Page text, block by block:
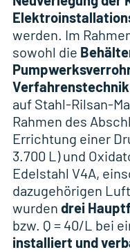
werden. Im
sowohl die
Verfahrenstechnik
auf Stahl-Rilsan-
Rahmen des
Errichtung einer
3.700 L) und
Edelstahl V4A,
dazugehörigen
wurden drei
bzw. Q = 40/L bei
installiert und